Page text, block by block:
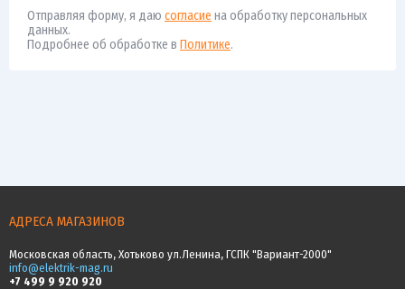
Отправляя форму, я даю согласие на обработку персональных
данных.
Подробнее об обработке в Политике.
АДРЕСА МАГАЗИНОВ
Московская область, Хотьково ул.Ленина, ГСПК "Вариант-2000"
info@elektrik-mag.ru
+7 499 9 920 920